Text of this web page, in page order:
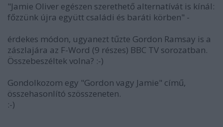
"Jamie Oliver egészen szerethető alternatívát is kínál:
főzzünk újra együtt családi és baráti körben" -
érdekes módon, ugyanezt tűzte Gordon Ramsay is a
zászlajára az F-Word (9 részes) BBC TV sorozatban.
Összebeszéltek volna? :-)
Gondolkozom egy "Gordon vagy Jamie" című,
összehasonlító szösszeneten.
:-)